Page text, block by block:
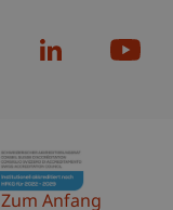
Zum Anfang